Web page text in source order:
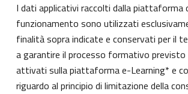
I dati applicativi raccolti dalla piattaforma
funzionamento sono utilizzati
finalità sopra indicate e conservati per il
a garantire il processo formativo previsto
attivati sulla piattaforma e-Learning* e
riguardo al principio di limitazione della